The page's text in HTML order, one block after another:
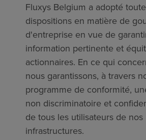
Fluxys Belgium a adopté
dispositions en matière de
d'entreprise en vue de
information pertinente et
actionnaires. En ce qui
nous garantissons, à travers
programme de conformité,
non discriminatoire et
de tous les utilisateurs de nos
infrastructures.